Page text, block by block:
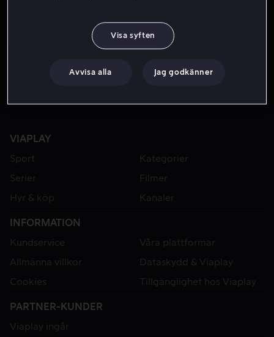
VIAPLAY
Sport
Kategorier
Serier
Filmer
Hyr & köp
Kanaler
INFORMATION
Kundservice
Våra plattformar
Allmänna villkor
Dataskydd & Viaplay
Cookies
Tillgänglighet hos Viaplay
PARTNER-KUNDER
Viaplay ingår
Visa syften
Avvisa alla Jag godkänner